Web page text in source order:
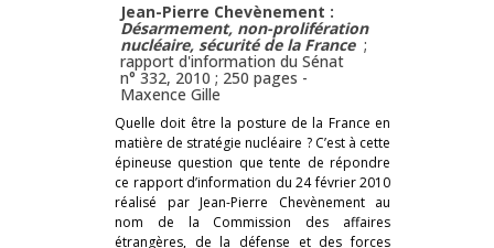
Jean-Pierre Chevènement :
Désarmement, non-prolifération
nucléaire, sécurité de la France ;
rapport d'information du Sénat
n° 332, 2010 ; 250 pages -
Maxence Gille
Quelle doit être la posture de la France en
matière de stratégie nucléaire ? C’est à cette
épineuse question que tente de répondre
ce rapport d’information du 24 février 2010
réalisé par Jean-Pierre Chevènement au
nom de la Commission des affaires
étrangères, de la défense et des forces